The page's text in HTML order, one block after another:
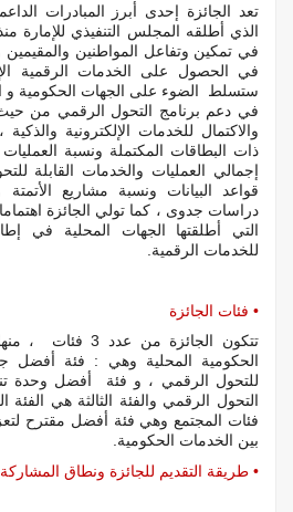
تعد الجائزة إحدى أبرز المبادرات
في تمكين وتفاعل المواطنين والمقيمين
في الحصول على الخدمات الرقمية
ستسلط الضوء على الجهات الحكومية و
في دعم برنامج التحول الرقمي من حيث
والاكتمال للخدمات الإلكترونية
ذات البطاقات المكتملة ونسبة
إجمالي العمليات والخدمات القابلة
قواعد البيانات ونسبة مشاريع
دراسات جدوى ، كما تولي الجائزة
التي أطلقتها الجهات المحلية في
للخدمات الرقمية.
• فئات الجائزة
تتكون الجائزة من
الحكومية المحلية وهي : فئة أفضل
للتحول الرقمي ، و فئة أفضل وحدة
التحول الرقمي والفئة الثالثة هي
فئات المجتمع وهي فئة أفضل مقترح
بين الخدمات الحكومية.
• طريقة التقديم للجائزة ونطاق المشاركة